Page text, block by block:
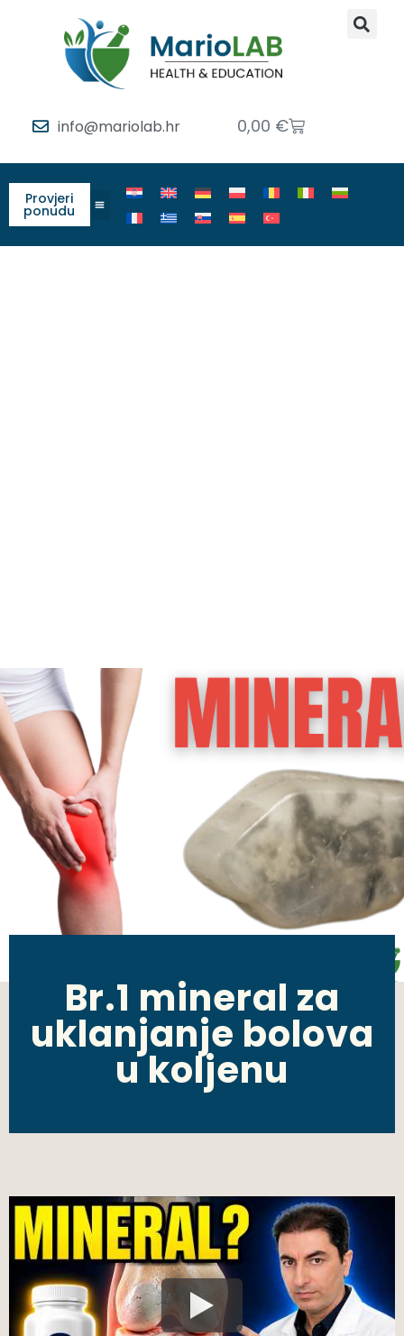
info@mariolab.hr 0,00 €
Provjeri
ponudu
Br.1 mineral za
uklanjanje bolova
u koljenu